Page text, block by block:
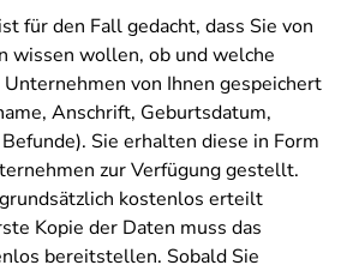
für den Fall gedacht, dass Sie von
wissen wollen, ob und welche
von Ihnen gespeichert
Anschrift, Geburtsdatum,
Sie erhalten diese in Form
zur Verfügung gestellt.
kostenlos erteilt
Kopie der Daten muss das
bereitstellen. Sobald Sie